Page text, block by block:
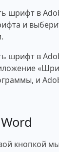
шрифт в
и
шрифт в
и
кнопкой